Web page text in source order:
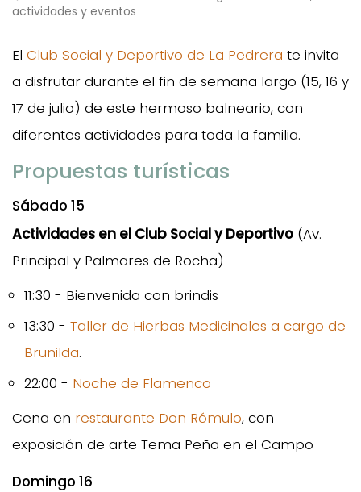
actividades y eventos
El Club Social y Deportivo de La Pedrera te invita
a disfrutar durante el fin de semana largo (15, 16 y
17 de julio) de este hermoso balneario, con
diferentes actividades para toda la familia.
Propuestas turísticas
Sábado 15
Actividades en el Club Social y Deportivo (Av.
Principal y Palmares de Rocha)
11:30 - Bienvenida con brindis
13:30 - Taller de Hierbas Medicinales a cargo de
Brunilda.
22:00 - Noche de Flamenco
Cena en restaurante Don Rómulo, con
exposición de arte Tema Peña en el Campo
Domingo 16